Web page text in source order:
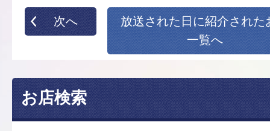
次へ
放送された日に紹介された
一覧へ
お店検索